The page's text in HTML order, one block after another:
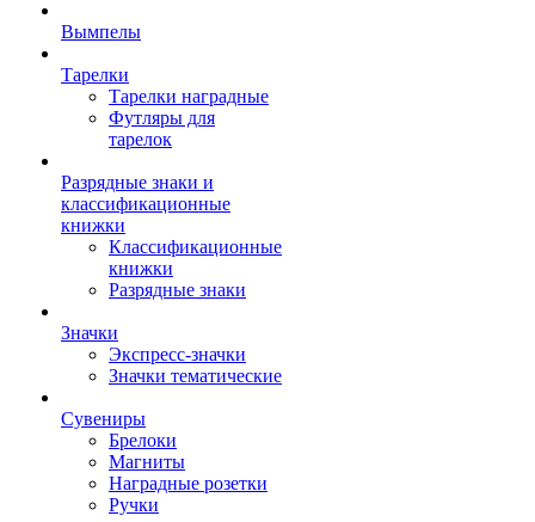
Вымпелы
Тарелки
Тарелки наградные
Футляры для
тарелок
Разрядные знаки и
классификационные
книжки
Классификационные
книжки
Разрядные знаки
Значки
Экспресс-значки
Значки тематические
Сувениры
Брелоки
Магниты
Наградные розетки
Ручки